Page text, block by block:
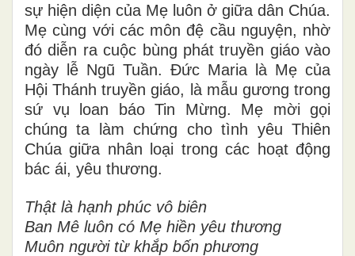
sự hiện diện của Mẹ luôn ở giữa dân Chúa.
Mẹ cùng với các môn đệ cầu nguyện, nhờ
đó diễn ra cuộc bùng phát truyền giáo vào
ngày lễ Ngũ Tuần. Đức Maria là Mẹ của
Hội Thánh truyền giáo, là mẫu gương trong
sứ vụ loan báo Tin Mừng. Mẹ mời gọi
chúng ta làm chứng cho tình yêu Thiên
Chúa giữa nhân loại trong các hoạt động
bác ái, yêu thương.
Thật là hạnh phúc vô biên
Ban Mê luôn có Mẹ hiền yêu thương
Muôn người từ khắp bốn phương